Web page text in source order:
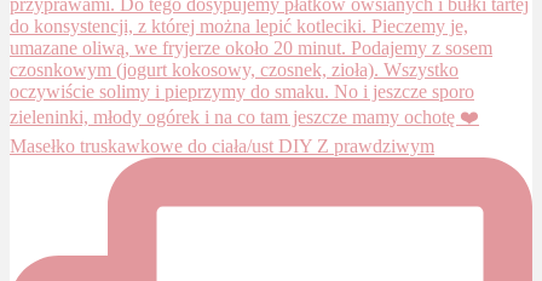
Masełko truskawkowe do ciała/ust DIY Z prawdziwym